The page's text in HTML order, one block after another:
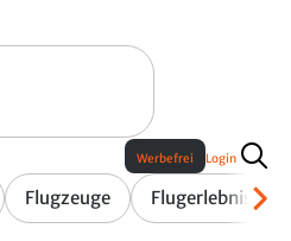
Flugzeuge Flugerlebnis
Werbefrei Login